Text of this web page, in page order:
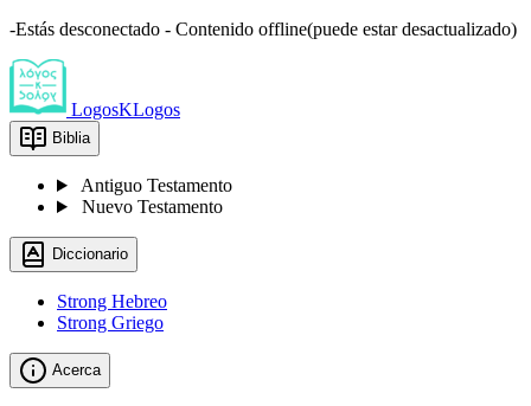
-Estás desconectado - Contenido offline(puede estar desactualizado)
LogosKLogos
Biblia
Antiguo Testamento
Nuevo Testamento
Diccionario
Strong Hebreo
Strong Griego
Acerca